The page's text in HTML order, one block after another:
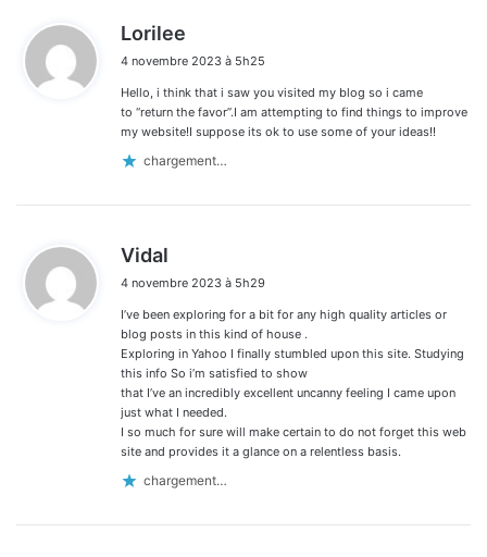
Lorilee
t
:
4 novembre 2023 à 5h25
Hello, i think that i saw you visited my blog so i came
to “return the favor”.I am attempting to find things to improve
my website!I suppose its ok to use some of your ideas!!
chargement…
Vidal
t
:
4 novembre 2023 à 5h29
I’ve been exploring for a bit for any high quality articles or
blog posts in this kind of house .
Exploring in Yahoo I finally stumbled upon this site. Studying
this info So i’m satisfied to show
that I’ve an incredibly excellent uncanny feeling I came upon
just what I needed.
I so much for sure will make certain to do not forget this web
site and provides it a glance on a relentless basis.
chargement…